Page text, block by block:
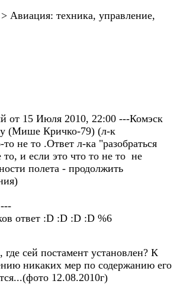
Авиация: техника, управление,
от 15 Июля 2010, 22:00 ---Комэск
(Мише Кричко-79) (л-к
не то .Ответ л-ка "разобраться
то, и если это что то не то не
полета - продолжить
ответ :D :D :D :D %6
где сей постамент установлен? К
никаких мер по содержанию его
12.08.2010г)